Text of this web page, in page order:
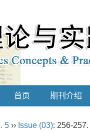
首页 期刊介绍
5 ›› Issue (03): 256-257.